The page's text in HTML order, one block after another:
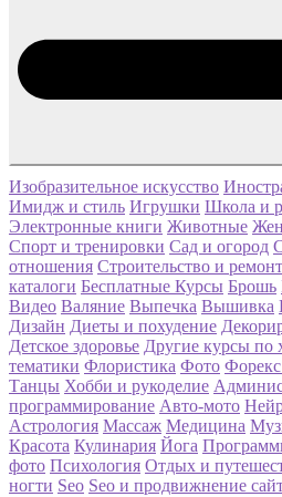
Изобразительное искусство
Имидж и стиль Игрушки Школа и
Электронные книги Животные
Спорт и тренировки Сад и огород
отношения Строительство и ремонт
каталоги Бесплатные Курсы Брошь
Видео Валяние Выпечка Вышивка
Дизайн Диеты и похудение
Детское здоровье Другие курсы по
тематики Флористика Фото
Танцы Хобби и рукоделие
программирование Авто-мото
Астрология Массаж Медицина
Красота Кулинария Йога
фото Психология Отдых и
ногти Seo Seo и продвижнение